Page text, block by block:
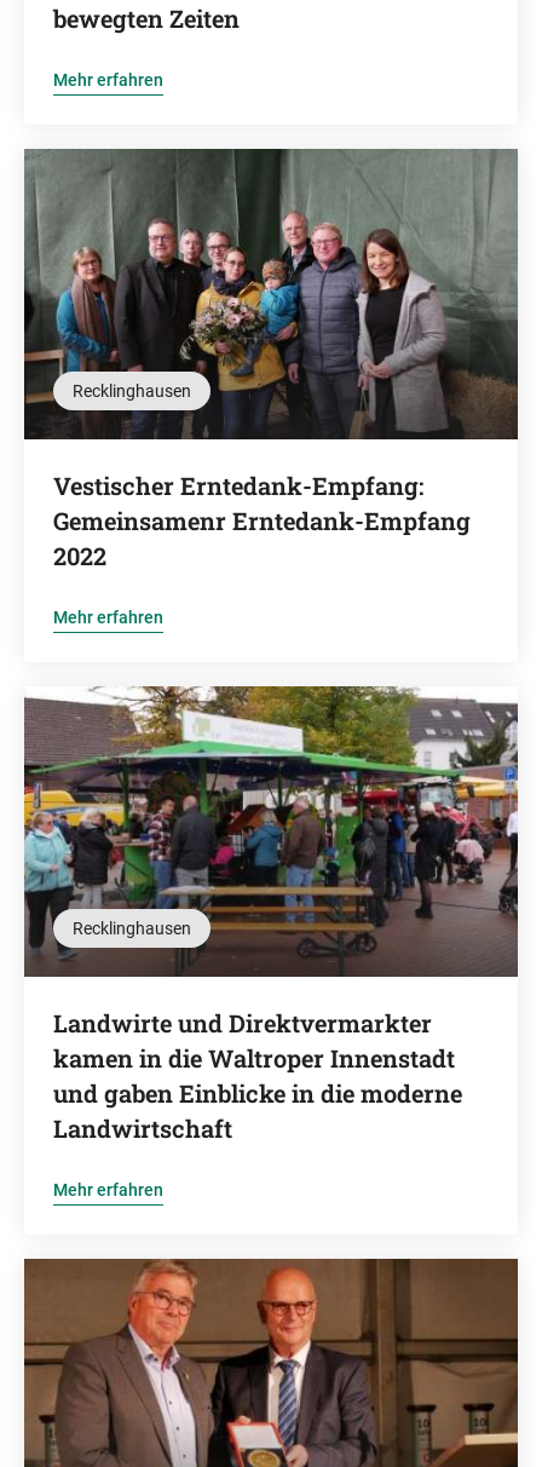
bewegten Zeiten
Mehr erfahren
Recklinghausen
Vestischer Erntedank-Empfang:
Gemeinsamenr Erntedank-Empfang
2022
Mehr erfahren
Recklinghausen
Landwirte und Direktvermarkter
kamen in die Waltroper Innenstadt
und gaben Einblicke in die moderne
Landwirtschaft
Mehr erfahren